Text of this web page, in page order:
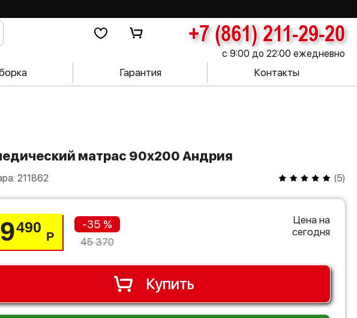
+7 (861) 211-29-20
с 9:00 до 22:00 ежедневно
Гарантия Контакты
матрас 90х200 Андрия
211862 (5)
490
Р
-35 %
45 370
Цена на
сегодня
Купить